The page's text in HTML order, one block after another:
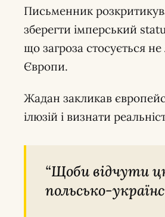
Письменник
зберегти імперський
що загроза стосується
Європи.
Жадан закликав
ілюзій і визнати
“Щоби відчути цю війну, достатньо перетнути
польсько-